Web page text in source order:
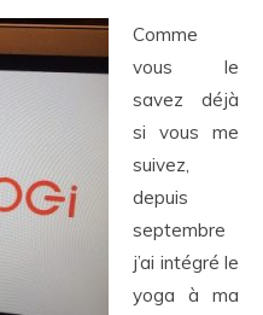
Comme
vous le
savez déjà
si vous me
suivez,
depuis
septembre
j’ai intégré le
yoga à ma